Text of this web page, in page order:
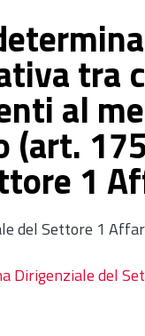
tra
al
(art.
1
del Settore 1
Dirigenziale del